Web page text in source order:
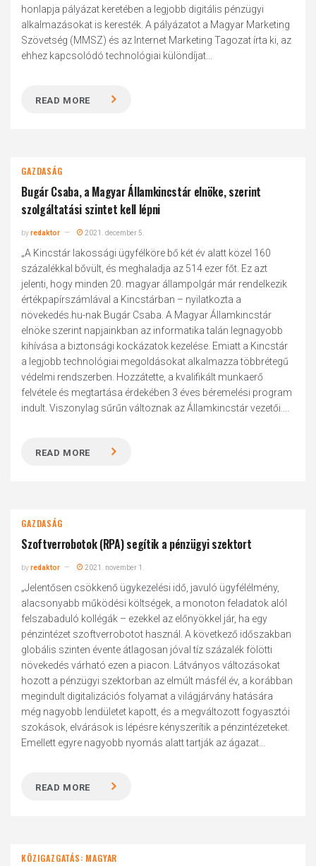
honlapja pályázat keretében a legjobb digitális pénzügyi
alkalmazásokat is keresték. A pályázatot a Magyar Marketing
Szövetség (MMSZ) és az Internet Marketing Tagozat írta ki, az
ehhez kapcsolódó technológiai különdíjat...
READ MORE
GAZDASÁG
Bugár Csaba, a Magyar Államkincstár elnöke, szerint
szolgáltatási szintet kell lépni
byredaktor 2021. december 5.
„A Kincstár lakossági ügyfélköre bő két év alatt közel 160
százalékkal bővült, és meghaladja az 514 ezer főt. Ez azt
jelenti, hogy minden 20. magyar állampolgár már rendelkezik
értékpapírszámlával a Kincstárban – nyilatkozta a
növekedés.hu-nak Bugár Csaba. A Magyar Államkincstár
elnöke szerint napjainkban az informatika talán legnagyobb
kihívása a biztonsági kockázatok kezelése. Emiatt a Kincstár
a legjobb technológiai megoldásokat alkalmazza többrétegű
védelmi rendszerben. Hozzátette, a kvalifikált munkaerő
felvétele és megtartása érdekében 3 éves béremelési program
indult. Viszonylag sűrűn változnak az Államkincstár vezetői....
READ MORE
GAZDASÁG
Szoftverrobotok (RPA) segítik a pénzügyi szektort
byredaktor 2021. november 1.
„Jelentősen csökkenő ügykezelési idő, javuló ügyfélélmény,
alacsonyabb működési költségek, a monoton feladatok alól
felszabaduló kollégák – ezekkel az előnyökkel jár, ha egy
pénzintézet szoftverrobotot használ. A következő időszakban
globális szinten évente átlagosan jóval tíz százalék fölötti
növekedés várható ezen a piacon. Látványos változásokat
hozott a pénzügyi szektorban az elmúlt másfél év, a korábban
megindult digitalizációs folyamat a világjárvány hatására
még nagyobb lendületet kapott, és a megváltozott fogyasztói
szokások, elvárások is lépésre kényszerítik a pénzintézeteket.
Emellett egyre nagyobb nyomás alatt tartják az ágazat...
READ MORE
KÖZIGAZGATÁS: MAGYAR